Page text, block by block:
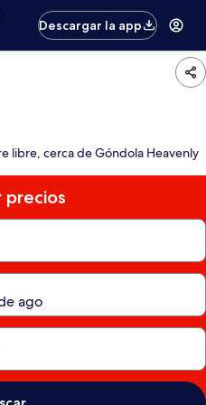
Descargar la app
libre, cerca de Góndola Heavenly
precios